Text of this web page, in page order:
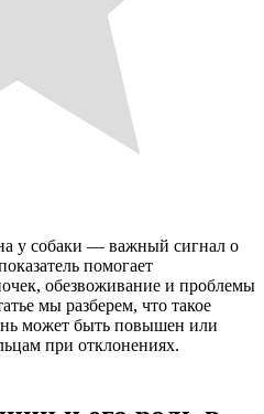
у собаки — важный сигнал о
помогает
обезвоживание и проблемы
мы разберем, что такое
может быть повышен или
при отклонениях.